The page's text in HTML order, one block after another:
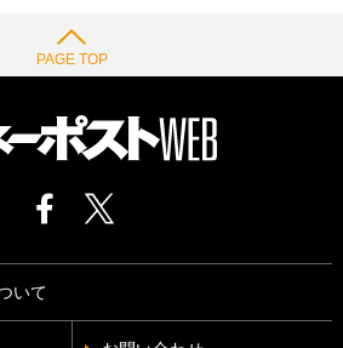
PAGE TOP
いて